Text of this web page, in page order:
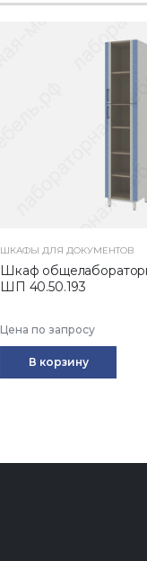
ШКАФЫ ДЛЯ ДОКУМЕНТОВ
Шкаф
ШП 40.50.193
Цена по запросу
В корзину